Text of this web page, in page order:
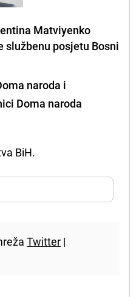
Matviyenko
službenu posjetu Bosni
naroda i
Doma naroda
BiH.
Twitter |